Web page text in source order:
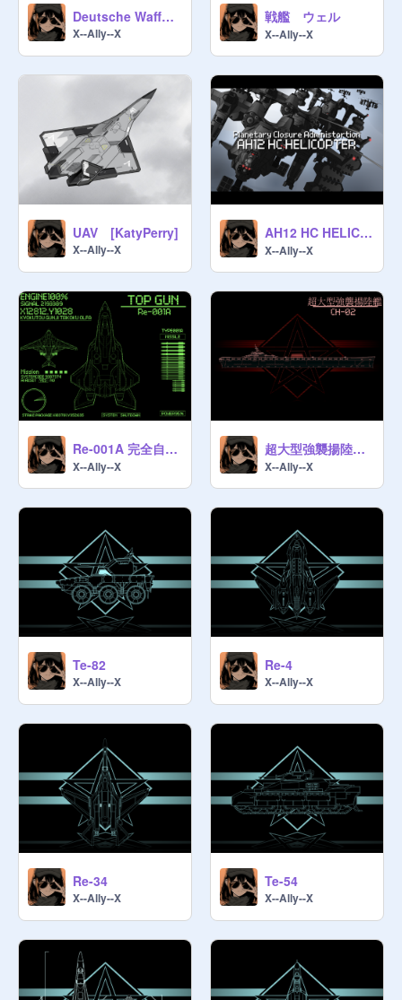
が、豆腐政権(第4代)もこれを継承し
ます。
──────────────────────
[関連リンク / Related links]
[次元地図 / the Universe’s Map]
https://scratch.mit.edu/projects/13
14291353/
[申請所 / the Application Office]
https://scratch.mit.edu/studios/36
309258/comments
[次元法 / the Universe's Rules]
https://scratch.mit.edu/projects/13
09044085/
[名簿 / the Members List]
https://scratch.mit.edu/projects/12
71563084
[RBII-標準時間 / the Standard Time]
──────────────────────
[Q&A]
Q.スタジオ招待が来ません
して見て下さい
A/2. 次元関係者で無い場合はスタジ
オ招待は行いません
Q.始めるに当たっての知識量幅はど
のくらい必要ですか？
A. 次元法とコミュニティガイドライ
ンのみです。幅さえあれば居るだけ
でも知識量は増えて行きます
Q. 重要性の高い現行法の内訳はあり
ますか？
A. 全利用者は常として現行法第4章
で、参入後は現行法第5-6章。運営
関係者に至っては現行法第3章が適
切です
Deutsche Waffen-SS Blitzkrieg Heeresgruppe III
X--Ally--X
戦艦 ウェル
X--Ally--X
UAV [KatyPerry]
X--Ally--X
AH12 HC HELICOPTER アーマードコア ルビコプター
X--Ally--X
Re-001A 完全自立無人戦闘機
X--Ally--X
超大型強襲揚陸艦 CH-02
X--Ally--X
Te-82
X--Ally--X
Re-4
X--Ally--X
Re-34
X--Ally--X
Te-54
X--Ally--X